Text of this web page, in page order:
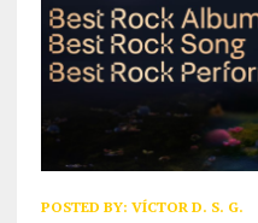
POSTED BY: VÍCTOR D. S. G.